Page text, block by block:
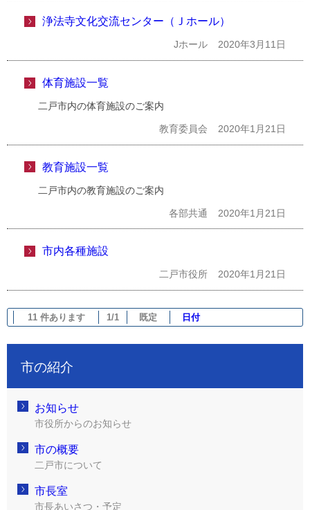
浄法寺文化交流センター（Ｊホール）
Jホール 2020年3月11日
体育施設一覧
二戸市内の体育施設のご案内
教育委員会 2020年1月21日
教育施設一覧
二戸市内の教育施設のご案内
各部共通 2020年1月21日
市内各種施設
二戸市役所 2020年1月21日
11 件あります 1/1 既定 日付
市の紹介
お知らせ
市役所からのお知らせ
市の概要
二戸市について
市長室
市長あいさつ・予定